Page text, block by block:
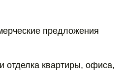
предложения
отделка квартиры, офиса,